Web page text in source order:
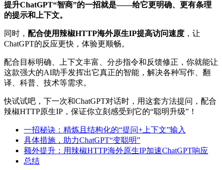
提升ChatGPT“智商”的一招就是——给它更明确、更有条理
的提示和上下文。
同时， 配合使用辣椒HTTP海外原生IP提高访问速度 ，让
ChatGPT的反应更快，体验更顺畅。
配合目标明确、上下文丰富、分步指令和反馈修正，你就能让
这款强大的AI助手发挥出它真正的智能，解决各种写作、翻
译、科普、技术等需求。
快试试吧，下一次和ChatGPT对话时，用这套方法提问，配合
辣椒HTTP原生IP，保证你立刻感受到它的“聪明升级”！
一招秘诀：精炼且结构化的“提问+上下文”输入
具体措施，助力ChatGPT“变聪明”
额外提升：用辣椒HTTP海外原生IP加速ChatGPT响应
总结